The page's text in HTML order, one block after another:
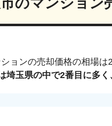
ョンの売却価格の相場は
埼玉県の中で2番目に多く